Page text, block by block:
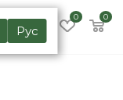
Рус
0 0